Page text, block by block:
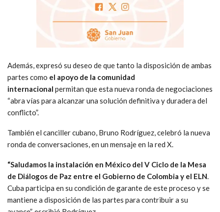
Además, expresó su deseo de que tanto la disposición de ambas
partes como el apoyo de la comunidad
internacional permitan que esta nueva ronda de negociaciones
“abra vías para alcanzar una solución definitiva y duradera del
conflicto”.
También el canciller cubano, Bruno Rodríguez, celebró la nueva
ronda de conversaciones, en un mensaje en la red X.
“Saludamos la instalación en México del V Ciclo de la Mesa
de Diálogos de Paz entre el Gobierno de Colombia y el ELN.
Cuba participa en su condición de garante de este proceso y se
mantiene a disposición de las partes para contribuir a su